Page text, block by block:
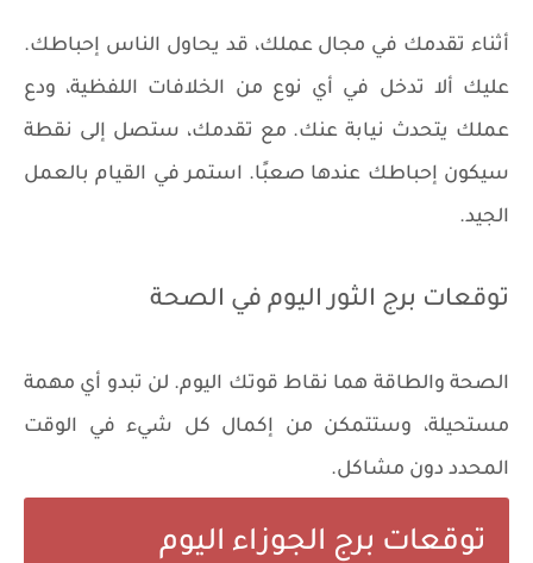
أثناء تقدمك في مجال عملك، قد يحاول الناس إحباطك.
عليك ألا تدخل في أي نوع من الخلافات اللفظية، ودع
عملك يتحدث نيابة عنك. مع تقدمك، ستصل إلى نقطة
سيكون إحباطك عندها صعبًا. استمر في القيام بالعمل
الجيد.
توقعات برج الثور اليوم في الصحة
الصحة والطاقة هما نقاط قوتك اليوم. لن تبدو أي مهمة
مستحيلة، وستتمكن من إكمال كل شيء في الوقت
المحدد دون مشاكل.
توقعات برج الجوزاء اليوم